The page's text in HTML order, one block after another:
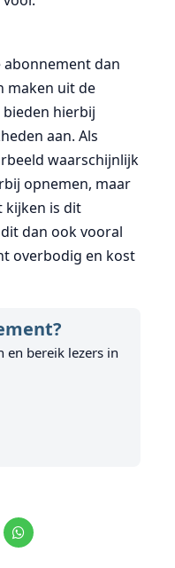
abonnement dan
maken uit de
hierbij
aan. Als
waarschijnlijk
opnemen, maar
kijken is dit
dan ook vooral
overbodig en kost
en bereik lezers in